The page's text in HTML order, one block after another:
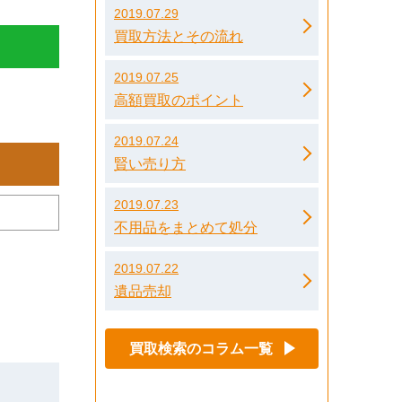
2019.07.29
買取方法とその流れ
2019.07.25
高額買取のポイント
2019.07.24
賢い売り方
2019.07.23
不用品をまとめて処分
2019.07.22
遺品売却
買取検索のコラム一覧